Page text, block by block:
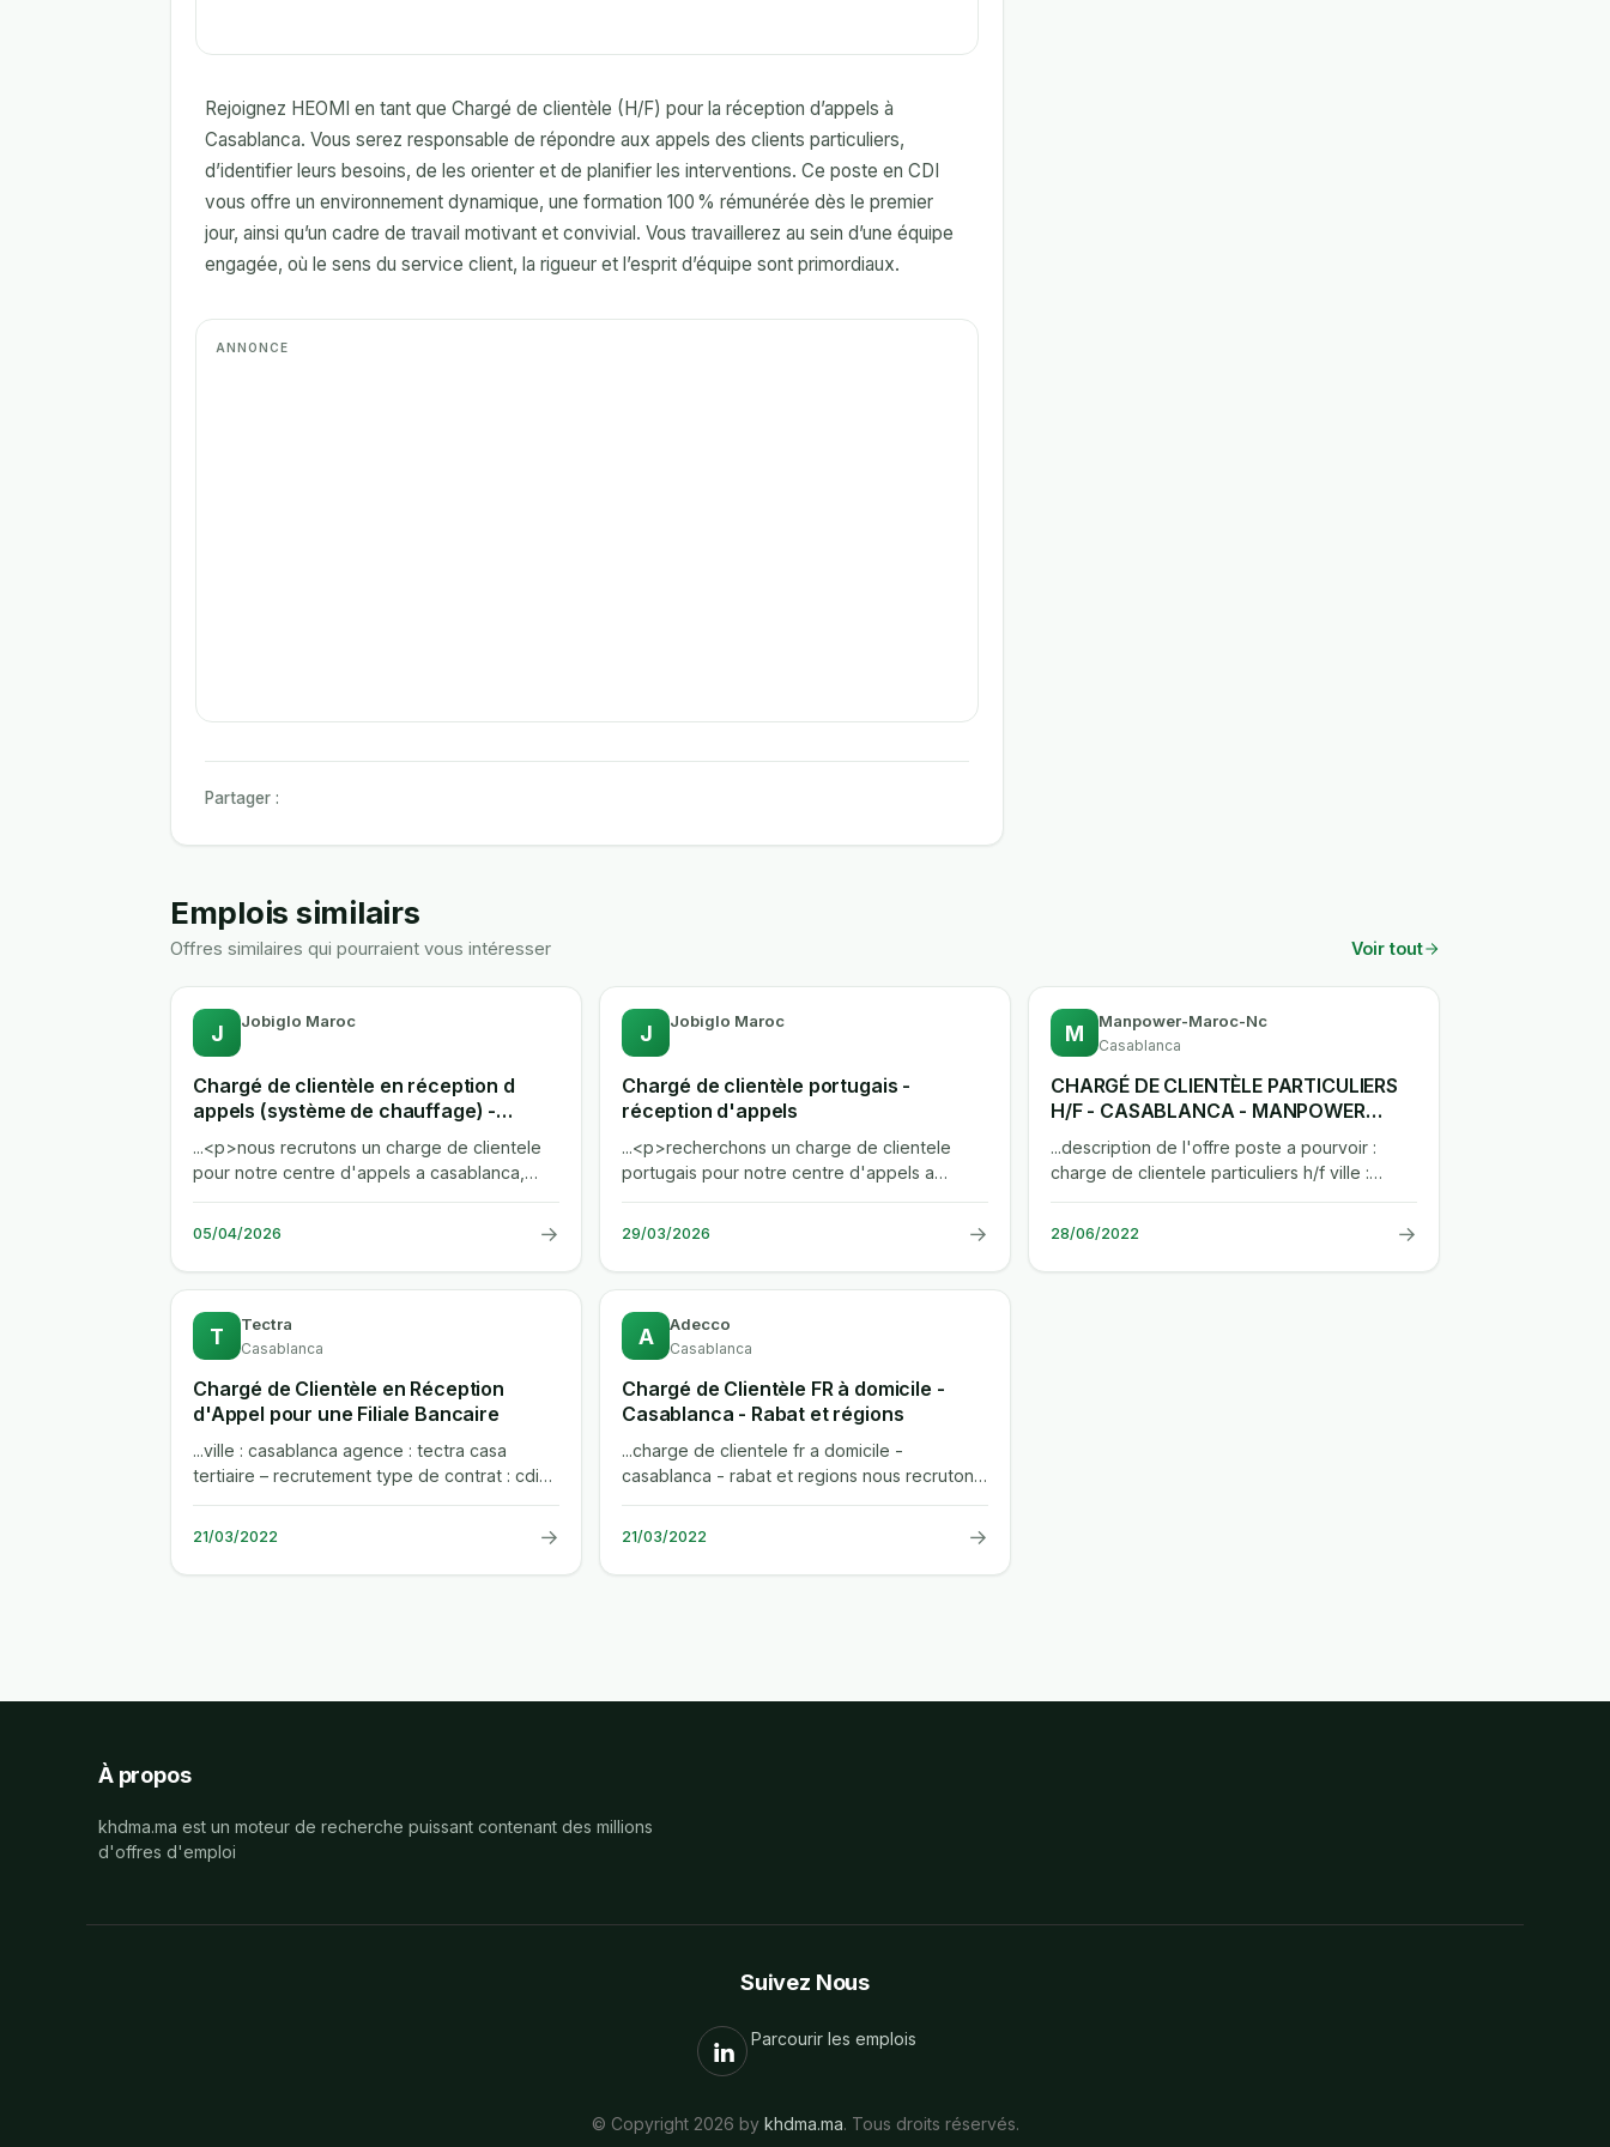
Rejoignez HEOMI en tant que Chargé de clientèle (H/F) pour la réception d’appels à
Casablanca. Vous serez responsable de répondre aux appels des clients particuliers,
d’identifier leurs besoins, de les orienter et de planifier les interventions. Ce poste en CDI
vous offre un environnement dynamique, une formation 100 % rémunérée dès le premier
jour, ainsi qu’un cadre de travail motivant et convivial. Vous travaillerez au sein d’une équipe
engagée, où le sens du service client, la rigueur et l’esprit d’équipe sont primordiaux.
Partager :
Emplois similairs
Offres similaires qui pourraient vous intéresser Voir tout
J Jobiglo Maroc
Chargé de clientèle en réception d
appels (système de chauffage) -
formation le 25/03
...<p>nous recrutons un charge de clientele
pour notre centre d'appels a casablanca,
specialise dans les systemes de...
05/04/2026 →
J Jobiglo Maroc
Chargé de clientèle portugais -
réception d'appels
...<p>recherchons un charge de clientele
portugais pour notre centre d'appels a
casablanca. vous serez le lien privilegie...
29/03/2026 →
M Manpower-Maroc-Nc
Casablanca
CHARGÉ DE CLIENTÈLE PARTICULIERS
H/F - CASABLANCA - MANPOWER
MAROC
...description de l'offre poste a pourvoir :
charge de clientele particuliers h/f ville :
contexte : manpower recrute...
28/06/2022 →
T Tectra
Casablanca
Chargé de Clientèle en Réception
d'Appel pour une Filiale Bancaire
...ville : casablanca agence : tectra casa
tertiaire – recrutement type de contrat : cdi
interim poste : pour le compte...
21/03/2022 →
A Adecco
Casablanca
Chargé de Clientèle FR à domicile -
Casablanca - Rabat et régions
...charge de clientele fr a domicile -
casablanca - rabat et regions nous recrutons
pour le compte de notre client...
21/03/2022 →
À propos
khdma.ma est un moteur de recherche puissant contenant des millions
d'offres d'emploi
Suivez Nous
Parcourir les emplois
© Copyright 2026 by khdma.ma. Tous droits réservés.